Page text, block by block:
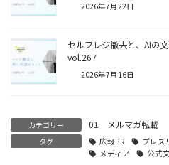
2026年7月22日
セルフレジ撤去と、AIの
vol.267
2026年7月16日
カテゴリー 01 メルマガ転載
タグ 広報PR プレス
メディア
公式